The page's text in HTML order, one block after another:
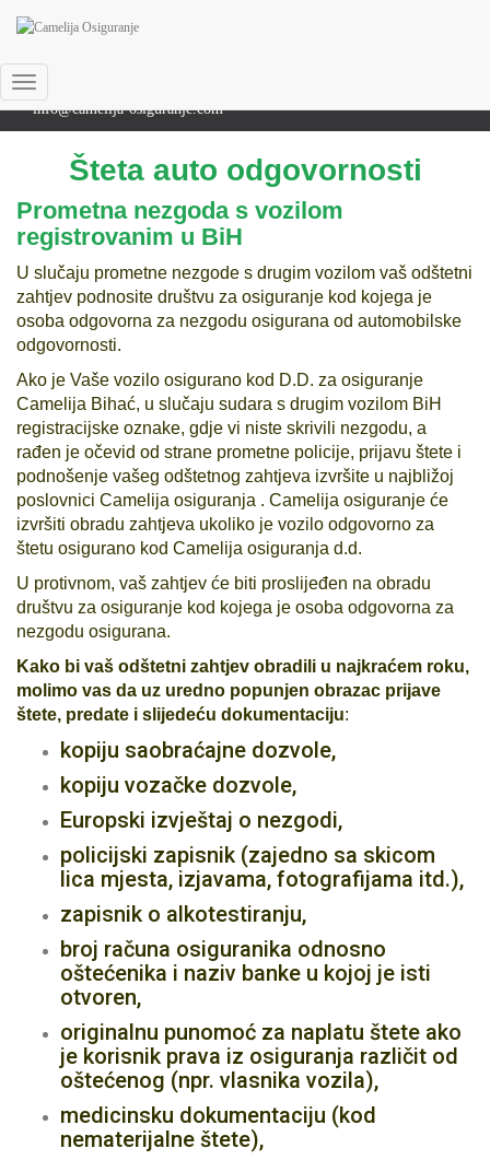
+387 (0)37-224-110
fax: 037-228-436
info@camelija-osiguranje.com
Toggle
Navigation
Šteta auto odgovornosti
Prometna nezgoda s vozilom
registrovanim u BiH
U slučaju prometne nezgode s drugim vozilom vaš odštetni
zahtjev podnosite društvu za osiguranje kod kojega je
osoba odgovorna za nezgodu osigurana od automobilske
odgovornosti.
Ako je Vaše vozilo osigurano kod D.D. za osiguranje
Camelija Bihać, u slučaju sudara s drugim vozilom BiH
registracijske oznake, gdje vi niste skrivili nezgodu, a
rađen je očevid od strane prometne policije, prijavu štete i
podnošenje vašeg odštetnog zahtjeva izvršite u najbližoj
poslovnici Camelija osiguranja . Camelija osiguranje će
izvršiti obradu zahtjeva ukoliko je vozilo odgovorno za
štetu osigurano kod Camelija osiguranja d.d.
U protivnom, vaš zahtjev će biti proslijeđen na obradu
društvu za osiguranje kod kojega je osoba odgovorna za
nezgodu osigurana.
Kako bi vaš odštetni zahtjev obradili u najkraćem roku,
molimo vas da uz uredno popunjen obrazac prijave
štete, predate i slijedeću dokumentaciju:
kopiju saobraćajne dozvole,
kopiju vozačke dozvole,
Europski izvještaj o nezgodi,
policijski zapisnik (zajedno sa skicom
lica mjesta, izjavama, fotografijama itd.),
zapisnik o alkotestiranju,
broj računa osiguranika odnosno
oštećenika i naziv banke u kojoj je isti
otvoren,
originalnu punomoć za naplatu štete ako
je korisnik prava iz osiguranja različit od
oštećenog (npr. vlasnika vozila),
medicinsku dokumentaciju (kod
nematerijalne štete),